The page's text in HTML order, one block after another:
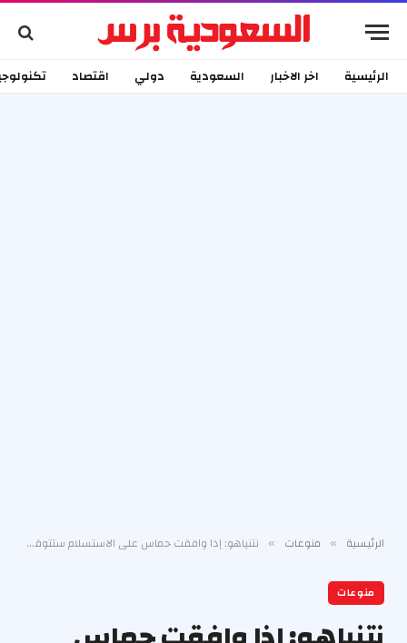
الرئيسية اخر الاخبار السعودية دولي اقتصاد
الرئيسية » منوعات » نتنياهو: إذا وافقت حماس على الاستسلام ستتوقف الحرب الآن
منوعات